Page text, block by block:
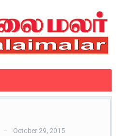
— October 29, 2015